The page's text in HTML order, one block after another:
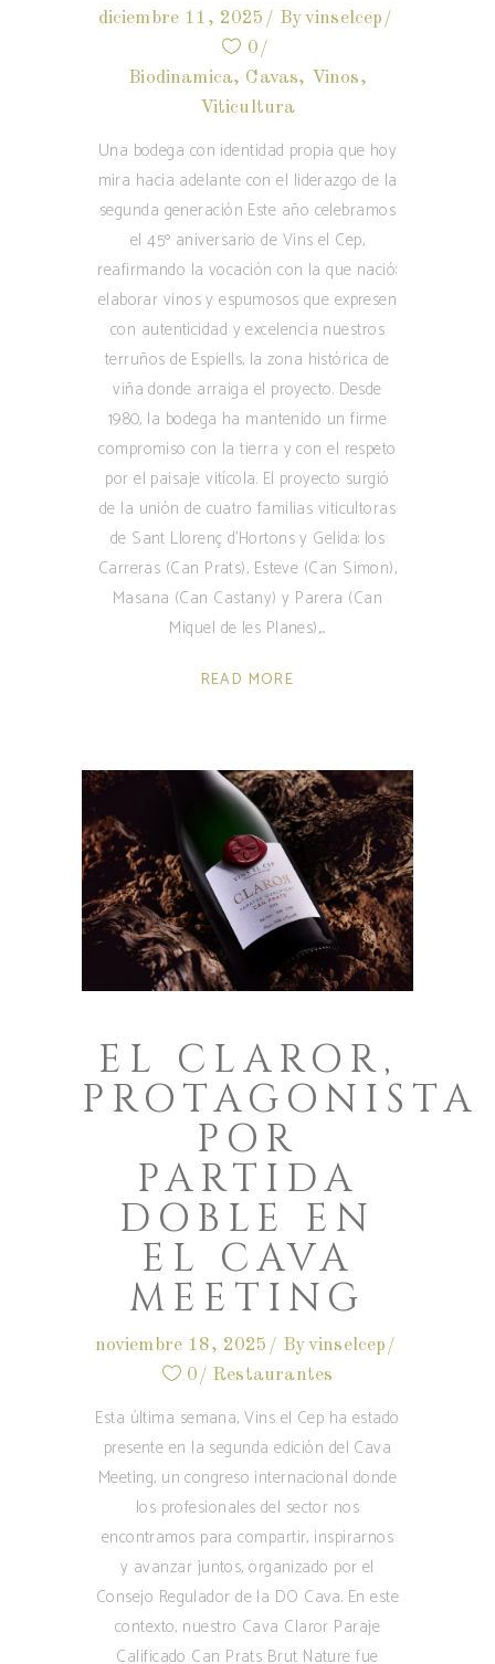
diciembre 11, 2025 Byvinselcep
0
Biodinamica, Cavas, Vinos,
Viticultura
Una bodega con identidad propia que hoy
mira hacia adelante con el liderazgo de la
segunda generación Este año celebramos
el 45º aniversario de Vins el Cep,
reafirmando la vocación con la que nació:
elaborar vinos y espumosos que expresen
con autenticidad y excelencia nuestros
terruños de Espiells, la zona histórica de
viña donde arraiga el proyecto. Desde
1980, la bodega ha mantenido un firme
compromiso con la tierra y con el respeto
por el paisaje vitícola. El proyecto surgió
de la unión de cuatro familias viticultoras
de Sant Llorenç d’Hortons y Gelida: los
Carreras (Can Prats), Esteve (Can Simon),
Masana (Can Castany) y Parera (Can
Miquel de les Planes),
READ MORE
EL CLAROR,
PROTAGONISTA
POR
PARTIDA
DOBLE EN
EL CAVA
MEETING
noviembre 18, 2025 Byvinselcep
0
Restaurantes
Esta última semana, Vins el Cep ha estado
presente en la segunda edición del Cava
Meeting, un congreso internacional donde
los profesionales del sector nos
encontramos para compartir, inspirarnos
y avanzar juntos, organizado por el
Consejo Regulador de la DO Cava. En este
contexto, nuestro Cava Claror Paraje
Calificado Can Prats Brut Nature fue